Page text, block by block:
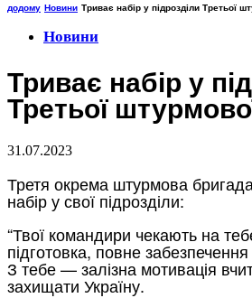
додому Новини Триває набір у підрозділи Третьої
Новини
Триває набір у
Третьої
31.07.2023
Третя окрема штурмова
набір у свої підрозділи:
“Твої командири чекають на
підготовка, повне забезпечення
З тебе — залізна мотивація
захищати Україну.